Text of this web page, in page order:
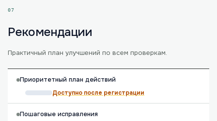
07
Рекомендации
Практичный план улучшений по всем проверкам.
Приоритетный план действий
Доступно после регистрации
Пошаговые исправления